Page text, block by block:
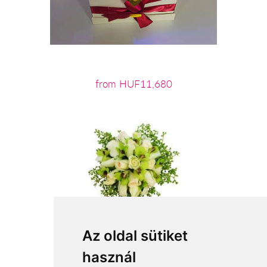
Az oldal sütiket
használ
from HUF11,680
from HUF60,000